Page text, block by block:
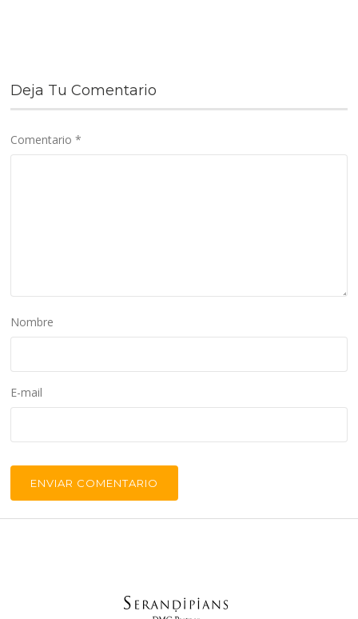
Deja Tu Comentario
Comentario*
Nombre
E-mail